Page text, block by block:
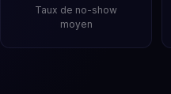
Taux de no-show
moyen